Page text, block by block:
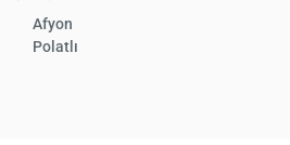
Afyon
Polatlı